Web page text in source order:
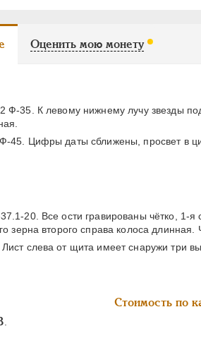
Оценить мою монету
Ф-35. К левому нижнему лучу звезды
45. Цифры даты сближены, просвет в
20. Все ости гравированы чётко, 1-
зерна второго справа колоса
слева от щита имеет снаружи три
Стоимость по